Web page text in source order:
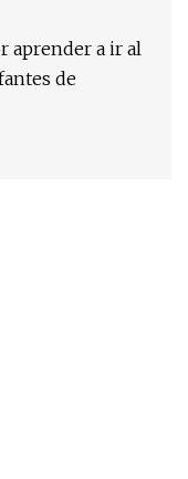
aprender a ir al
de